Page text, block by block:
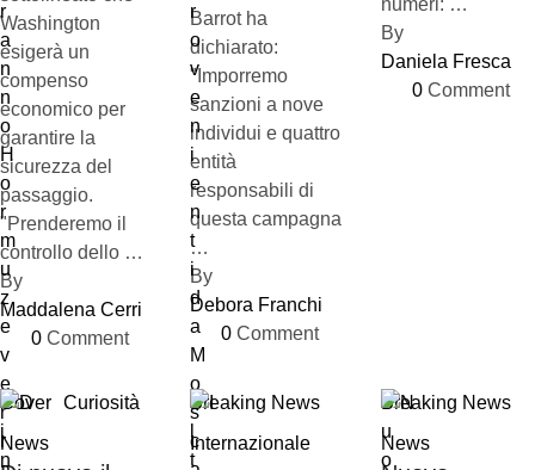
Washington
esigerà un
compenso
economico per
garantire la
sicurezza del
passaggio.
"Prenderemo il
controllo dello …
By
Maddalena Cerri
0 Comment
Barrot ha
dichiarato:
"Imporremo
sanzioni a nove
individui e quattro
entità
responsabili di
questa campagna
…
By
Debora Franchi
0 Comment
numeri: …
By
Daniela Fresca
0 Comment
Cover Curiosità
News
Breaking News
Internazionale
Breaking News
News